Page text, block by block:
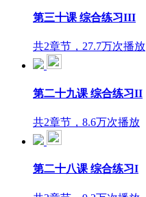
第三十课 综合练习III
共2章节，27.7万次播放
第二十九课 综合练习II
共2章节，8.6万次播放
第二十八课 综合练习I